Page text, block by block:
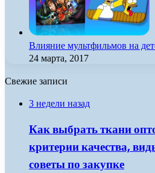
Влияние мультфильмов на
24 марта, 2017
Свежие записи
3 недели назад
Как выбрать ткани
критерии качества,
советы по закупке